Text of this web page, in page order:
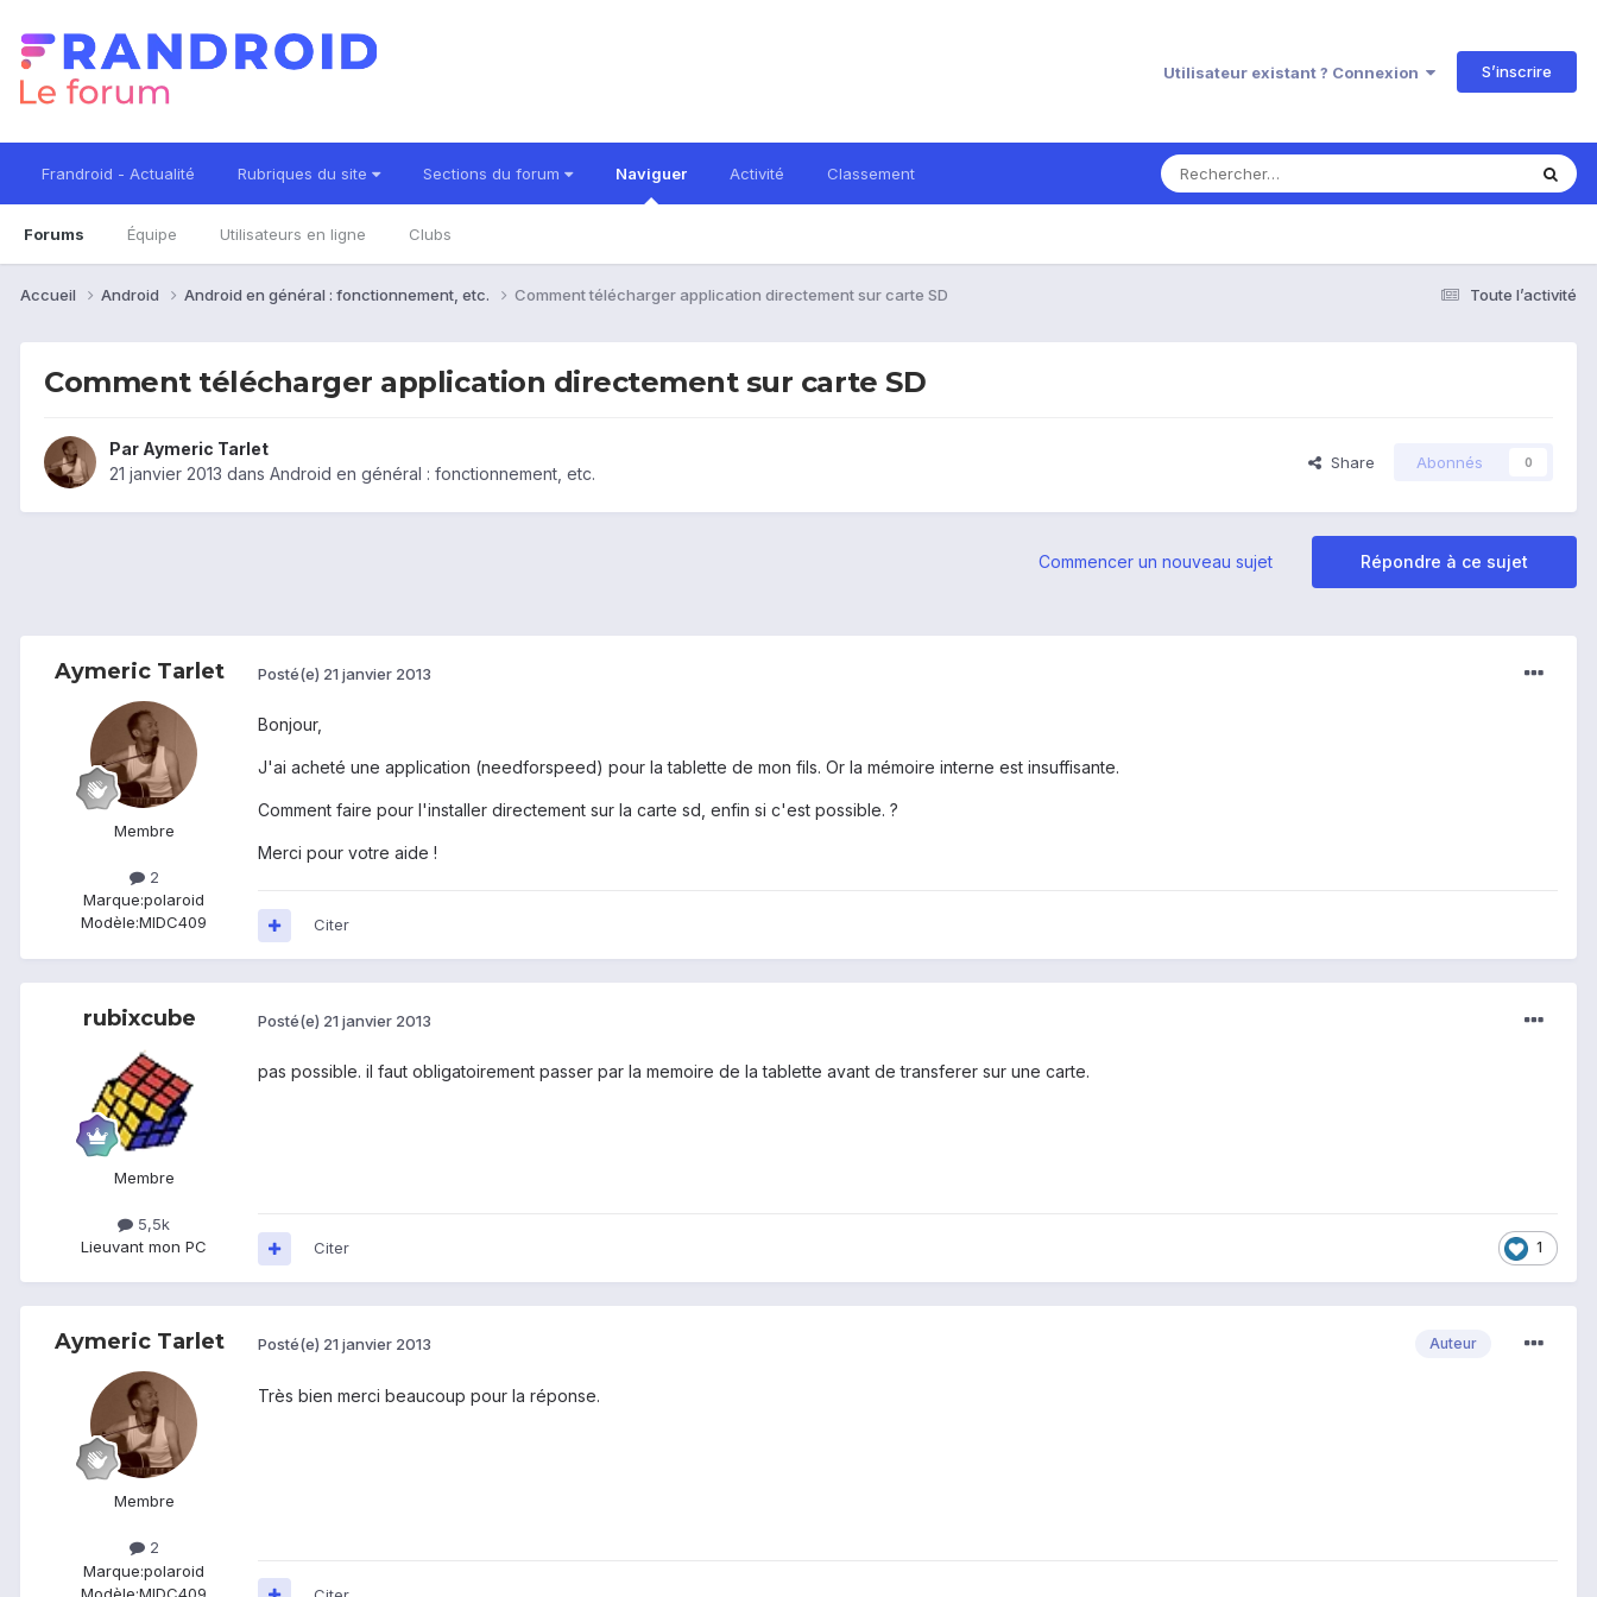
Utilisateur existant ? Connexion S’inscrire
Frandroid - Actualité Rubriques du site Sections du forum Naviguer
Forums Équipe Utilisateurs en ligne Clubs
Activité Classement
Toute l’activité
Accueil Android Android en général : fonctionnement, etc. Comment télécharger application directement sur carte SD
Comment télécharger application directement sur carte SD
Par Aymeric Tarlet
21 janvier 2013 dans Android en général : fonctionnement, etc.
Share Abonnés 0
Répondre à ce sujet
Commencer un nouveau sujet
Aymeric Tarlet
Membre
2
Marque:polaroid
Modèle:MIDC409
Posté(e) 21 janvier 2013
Bonjour,
J'ai acheté une application (needforspeed) pour la tablette de mon fils. Or la mémoire interne est insuffisante.
Comment faire pour l'installer directement sur la carte sd, enfin si c'est possible. ?
Merci pour votre aide !
Citer
rubixcube
Membre
5,5k
Lieuvant mon PC
Posté(e) 21 janvier 2013
pas possible. il faut obligatoirement passer par la memoire de la tablette avant de transferer sur une carte.
1
Citer
Aymeric Tarlet
Membre
2
Marque:polaroid
Modèle:MIDC409
Auteur
Posté(e) 21 janvier 2013
Très bien merci beaucoup pour la réponse.